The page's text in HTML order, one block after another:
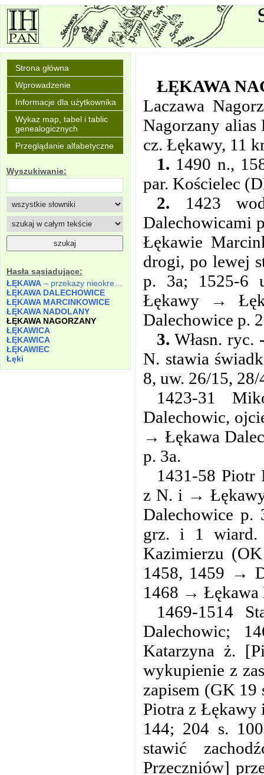
Strona główna
Wprowadzenie
Informacje dla użytkownika
Wykaz map, tabel i tablic
genealogicznych
Przeglądanie alfabetyczne
Wyszukiwanie:
Hasła sąsiadujące:
ŁĘKAWA – przekazy nieokreślone.
ŁĘKAWA DALECHOWICE
ŁĘKAWA MARCINKOWICE
ŁĘKAWA NADOLANY
ŁĘKAWA NAGORZANY
ŁĘKAWICA
ŁĘKAWICA
ŁĘKAWIEC
Łęki
ŁĘKAWA
Laczawa
Nagorzany alias
cz. Łękawy, 11
1. 1490 n.,
par. Kościelec
2. 1423
Dalechowicami
Łękawie
drogi, po lewej
p. 3a; 1525-6
Łękawy →
Dalechowice p.
3. Własn. ryc.
N. stawia
8, uw. 26/15, 28/
1423-31
Dalechowic,
→ Łękawa
p. 3a.
1431-58 Piotr
z N. i →
Dalechowice
grz. i 1 wiard.
Kazimierzu
1458, 1459 →
1468 → Łękawa
1469-1514
Dalechowic;
Katarzyna ż.
wykupienie z
zapisem (GK 19
Piotra z Łękawy
144; 204 s.
stawić
Przeczniów]